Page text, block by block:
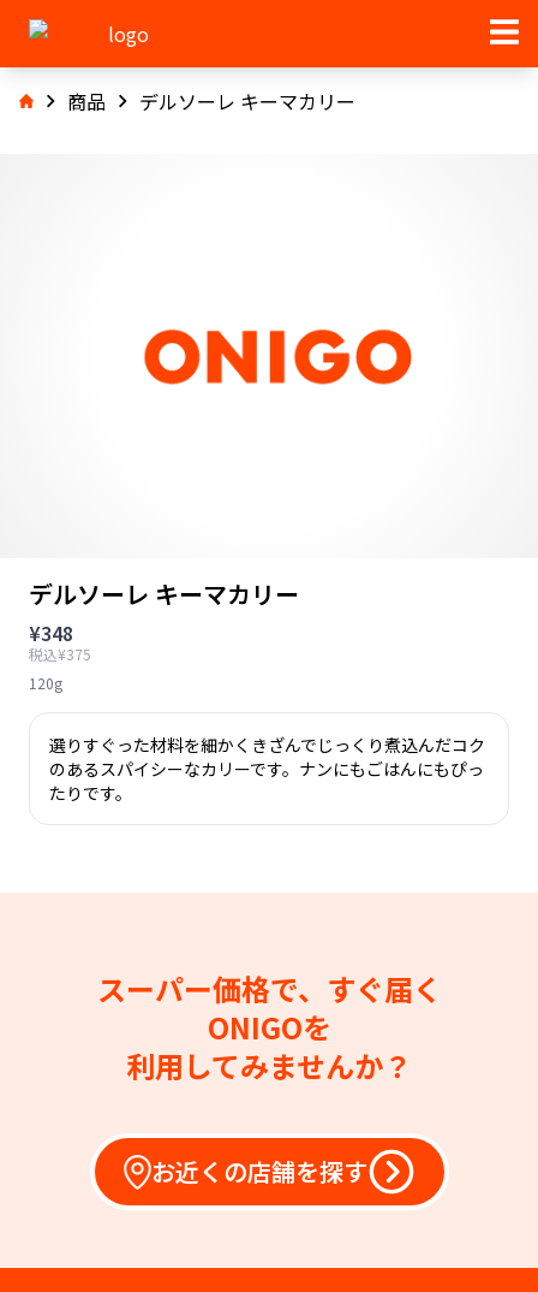
商品 デルソーレ キーマカリー
デルソーレ キーマカリー
¥348
税込¥375
120g
選りすぐった材料を細かくきざんでじっくり煮込んだコク
のあるスパイシーなカリーです。ナンにもごはんにもぴっ
たりです。
スーパー価格で、すぐ届く
ONIGOを
利用してみませんか？
お近くの店舗を探す